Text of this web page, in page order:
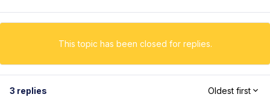
This topic has been closed for replies.
3 replies Oldest first